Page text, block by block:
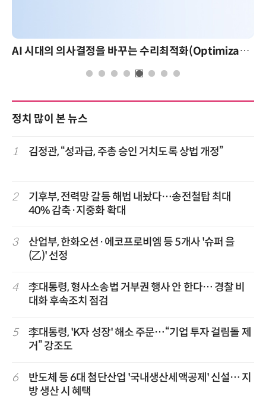
AI 시대의 의사결정을 바꾸는 수리최적화(Optimization): 실제 산업 적용 사례와 활용 전략
정치 많이 본 뉴스
1 김정관, “성과급, 주총 승인 거치도록 상법 개정”
2
기후부, 전력망 갈등 해법 내놨다…송전철탑 최대
40% 감축·지중화 확대
3
산업부, 한화오션·에코프로비엠 등 5개사 '슈퍼 을
(乙)' 선정
4
李대통령, 형사소송법 거부권 행사 안 한다… 경찰 비
대화 후속조치 점검
5
李대통령, 'K자 성장' 해소 주문…“기업 투자 걸림돌 제
거” 강조도
6
반도체 등 6대 첨단산업 '국내생산세액공제' 신설… 지
방 생산 시 혜택